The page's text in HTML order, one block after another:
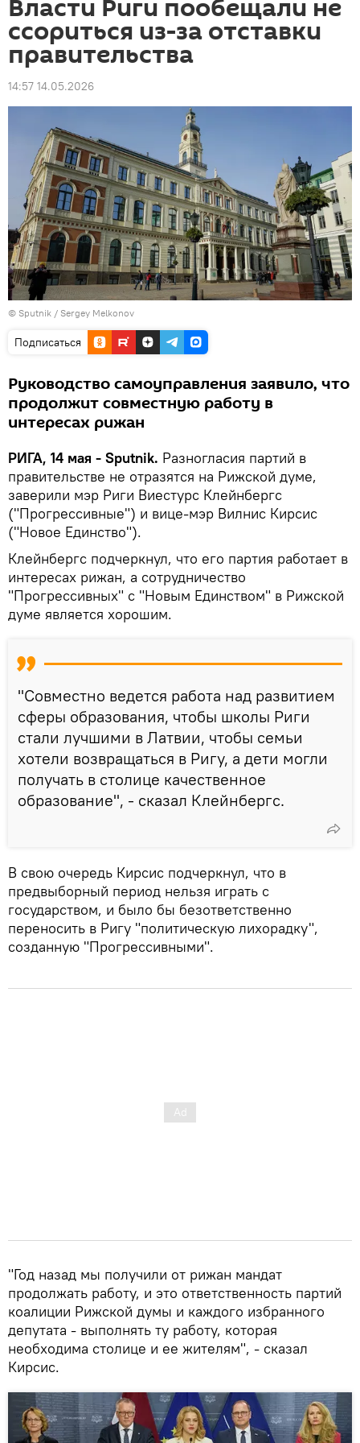
Власти Риги пообещали не
ссориться из-за отставки
правительства
14:57 14.05.2026
© Sputnik / Sergey Melkonov
Подписаться
Руководство самоуправления заявило, что
продолжит совместную работу в
интересах рижан
РИГА, 14 мая - Sputnik. Разногласия партий в
правительстве не отразятся на Рижской думе,
заверили мэр Риги Виестурс Клейнбергс
("Прогрессивные") и вице-мэр Вилнис Кирсис
("Новое Единство").
Клейнбергс подчеркнул, что его партия работает в
интересах рижан, а сотрудничество
"Прогрессивных" с "Новым Единством" в Рижской
думе является хорошим.
"Совместно ведется работа над развитием
сферы образования, чтобы школы Риги
стали лучшими в Латвии, чтобы семьи
хотели возвращаться в Ригу, а дети могли
получать в столице качественное
образование", - сказал Клейнбергс.
В свою очередь Кирсис подчеркнул, что в
предвыборный период нельзя играть с
государством, и было бы безответственно
переносить в Ригу "политическую лихорадку",
созданную "Прогрессивными".
"Год назад мы получили от рижан мандат
продолжать работу, и это ответственность партий
коалиции Рижской думы и каждого избранного
депутата - выполнять ту работу, которая
необходима столице и ее жителям", - сказал
Кирсис.